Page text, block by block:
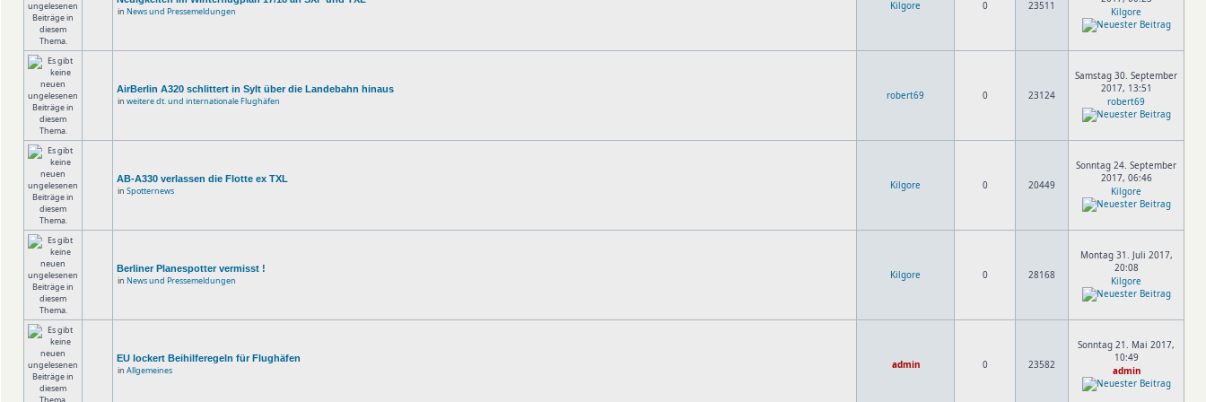
in News und Pressemeldungen Kilgore 0 23511
Kilgore
AirBerlin A320 schlittert in Sylt über die Landebahn hinaus
in weitere dt. und internationale Flughäfen robert69 0 23124
Samstag 30. September
2017, 13:51
robert69
AB-A330 verlassen die Flotte ex TXL
in Spotternews Kilgore 0 20449
Sonntag 24. September
2017, 06:46
Kilgore
Berliner Planespotter vermisst !
in News und Pressemeldungen Kilgore 0 28168
Montag 31. Juli 2017,
20:08
Kilgore
EU lockert Beihilferegeln für Flughäfen
in Allgemeines admin 0 23582
Sonntag 21. Mai 2017,
10:49
admin